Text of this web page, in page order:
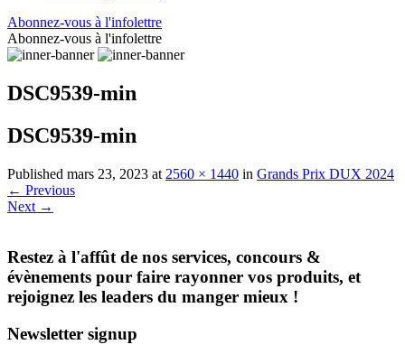
Abonnez-vous à l'infolettre
Abonnez-vous à l'infolettre
DSC9539-min
DSC9539-min
Published mars 23, 2023 at 2560 × 1440 in Grands Prix DUX 2024
← Previous
Next →
Restez à l'affût de nos services, concours &
évènements pour faire rayonner vos produits, et
rejoignez les leaders du manger mieux !
Newsletter signup